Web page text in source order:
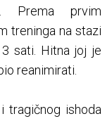
Prema prvim
treninga na stazi
sati. Hitna joj je
reanimirati.
tragičnog ishoda